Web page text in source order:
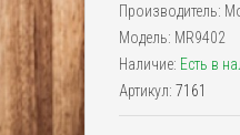
Производитель:
Модель: MR9402
Наличие: Есть в
Артикул: 7161